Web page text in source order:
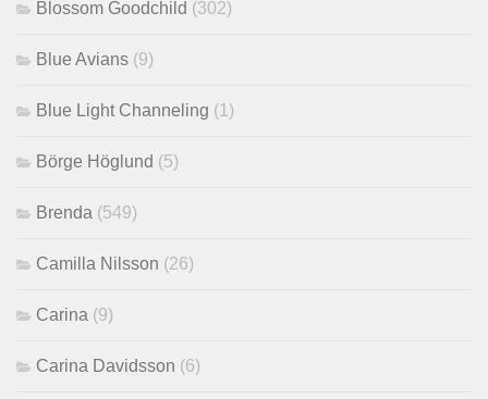
Blossom Goodchild (302)
Blue Avians (9)
Blue Light Channeling (1)
Börge Höglund (5)
Brenda (549)
Camilla Nilsson (26)
Carina (9)
Carina Davidsson (6)